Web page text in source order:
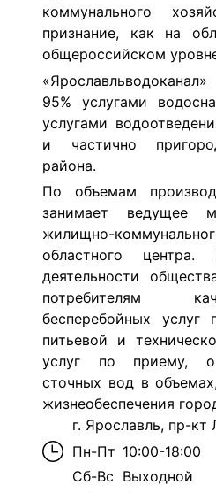
коммунального
признание, как на
общероссийском
95% услугами
услугами
и частично
района.
По объемам
занимает ведущее
жилищно-
областного
деятельности
потребителям
бесперебойных услуг
питьевой и
услуг по приему,
сточных вод в
жизнеобеспечения
г. Ярославль, пр-кт
Пн-Пт 10:00-18:00
Сб-Вс Выходной